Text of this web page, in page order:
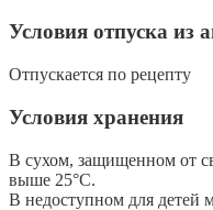
Условия отпуска из
Отпускается по рецепту
Условия хранения
В сухом, защищенном от
выше 25°С.
В недоступном для детей